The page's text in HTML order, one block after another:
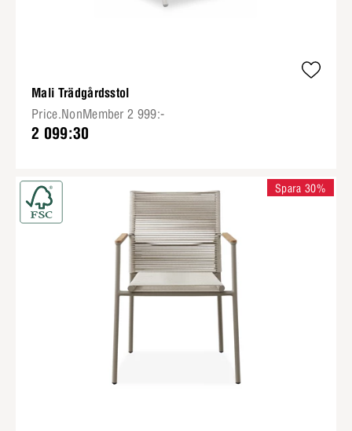
Mali Trädgårdsstol
Price.NonMember 2 999:-
2 099:30
Spara 30%